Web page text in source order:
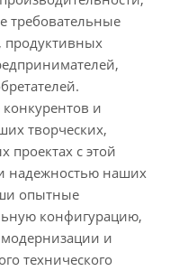
требовательные
продуктивных
и
творческих,
проектах с этой
надежностью наших
опытные
конфигурацию,
и
технического